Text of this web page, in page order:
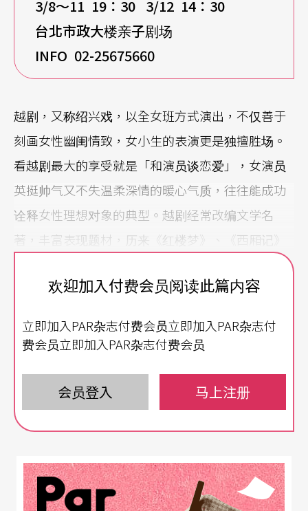
3/8～11 19：30 3/12 14：30
台北市政大楼亲子剧场
INFO 02-25675660
越剧，又称绍兴戏，以全女班方式演出，不仅善于
刻画女性幽闺情致，女小生的表演更是独擅胜场。
看越剧最大的享受就是「和演员谈恋爱」，女演员
英挺帅气又不失温柔深情的暖心气质，往往能成功
诠释女性理想对象的典型。越剧经常改编文学名
著，丰富表现题材，历来《红楼梦》、《西厢记》
等作品，由越剧演来恰如其份；才子佳人的美丽诗
篇，更见真切浪漫。
戏说古今的情与痴
戏曲界称为「越剧界航母」的杭州越剧院，由郑国
凤领衔六位梅花奖得主，带来《红楼梦》、《西厢
五出大戏，戏说古今的情与痴。
《红楼梦》以贾宝玉、林黛玉、薛宝钗之间的爱情
欢迎加入付费会员阅读此篇内容
立即加入PAR杂志付费会员立即加入PAR杂志付
费会员立即加入PAR杂志付费会员
会员登入 马上注册